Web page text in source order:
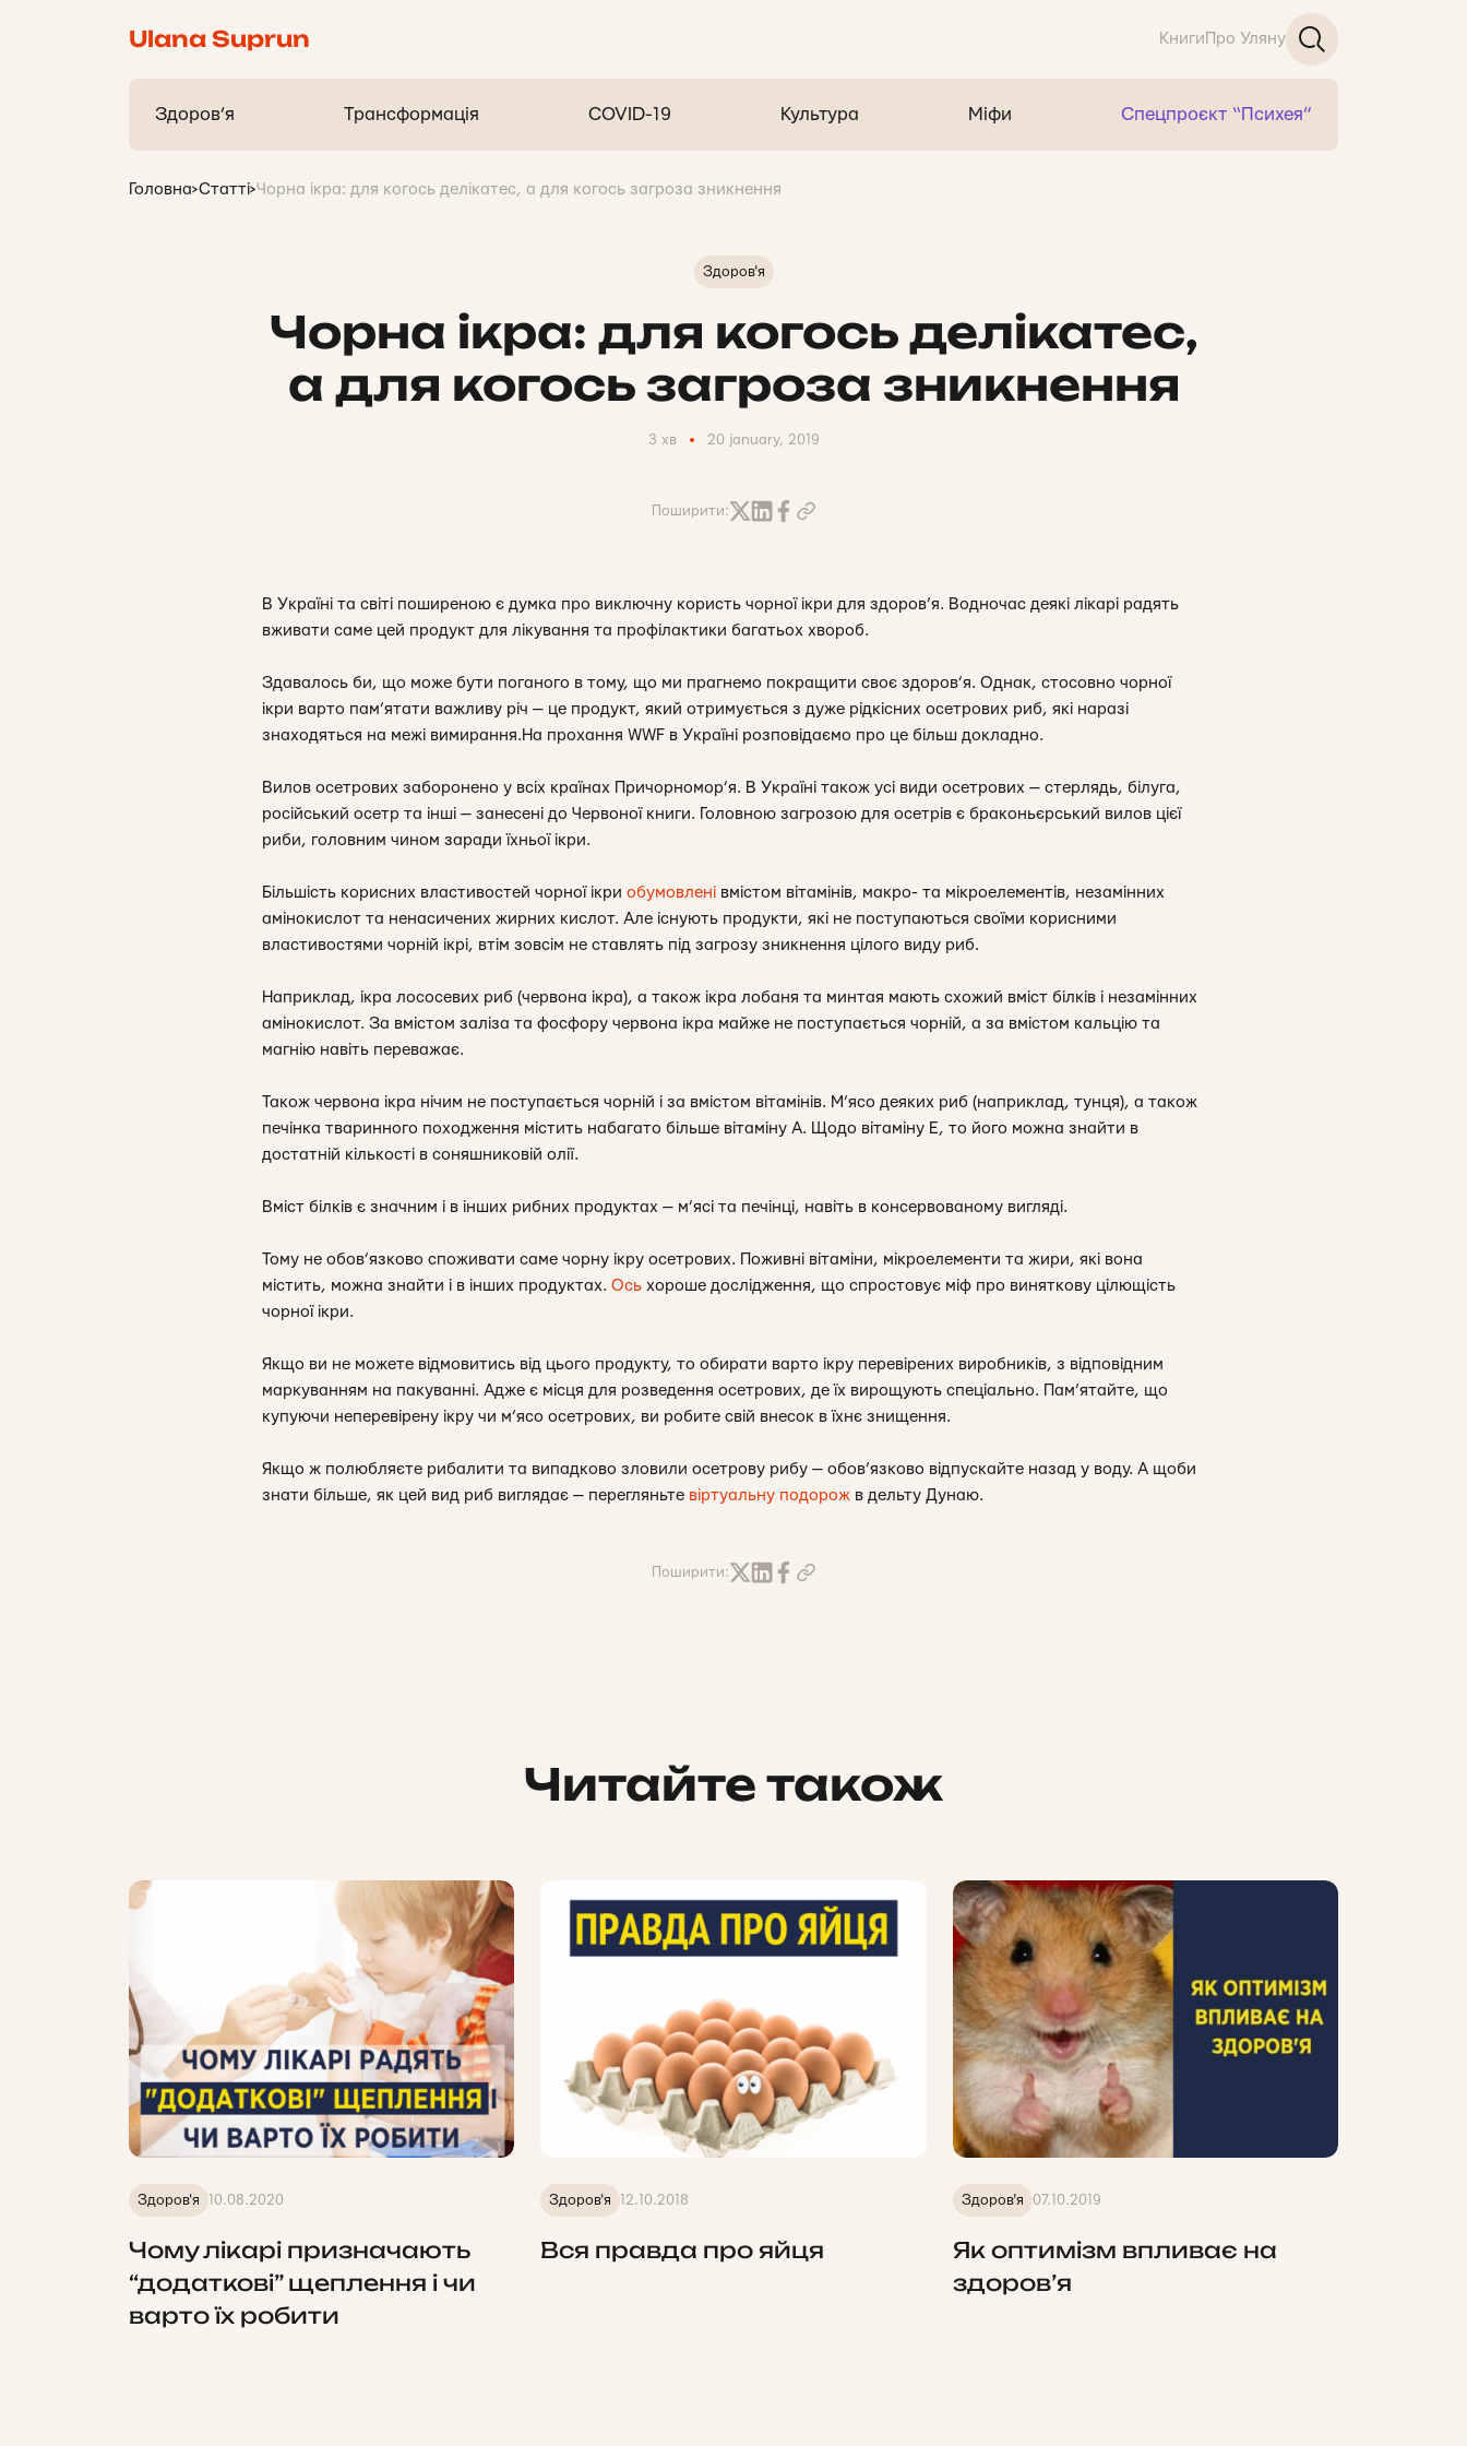
Ulana Suprun Книги Про Уляну
Здоров’я Трансформація COVID-19 Культура Міфи Спецпроєкт “Психея”
Головна>Статті>Чорна ікра: для когось делікатес, а для когось загроза зникнення
Здоров'я
Чорна ікра: для когось делікатес,
а для когось загроза зникнення
3 хв 20 january, 2019
Поширити:
В Україні та світі поширеною є думка про виключну користь чорної ікри для здоров’я. Водночас деякі лікарі радять
вживати саме цей продукт для лікування та профілактики багатьох хвороб.
Здавалось би, що може бути поганого в тому, що ми прагнемо покращити своє здоров’я. Однак, стосовно чорної
ікри варто пам’ятати важливу річ — це продукт, який отримується з дуже рідкісних осетрових риб, які наразі
знаходяться на межі вимирання.На прохання WWF в Україні розповідаємо про це більш докладно.
Вилов осетрових заборонено у всіх країнах Причорномор’я. В Україні також усі види осетрових — стерлядь, білуга,
російський осетр та інші — занесені до Червоної книги. Головною загрозою для осетрів є браконьєрський вилов цієї
риби, головним чином заради їхньої ікри.
Більшість корисних властивостей чорної ікри обумовлені вмістом вітамінів, макро- та мікроелементів, незамінних
амінокислот та ненасичених жирних кислот. Але існують продукти, які не поступаються своїми корисними
властивостями чорній ікрі, втім зовсім не ставлять під загрозу зникнення цілого виду риб.
Наприклад, ікра лососевих риб (червона ікра), а також ікра лобаня та минтая мають схожий вміст білків і незамінних
амінокислот. За вмістом заліза та фосфору червона ікра майже не поступається чорній, а за вмістом кальцію та
магнію навіть переважає.
Також червона ікра нічим не поступається чорній і за вмістом вітамінів. М’ясо деяких риб (наприклад, тунця), а також
печінка тваринного походження містить набагато більше вітаміну А. Щодо вітаміну Е, то його можна знайти в
достатній кількості в соняшниковій олії.
Вміст білків є значним і в інших рибних продуктах — м’ясі та печінці, навіть в консервованому вигляді.
Тому не обов’язково споживати саме чорну ікру осетрових. Поживні вітаміни, мікроелементи та жири, які вона
містить, можна знайти і в інших продуктах. Ось хороше дослідження, що спростовує міф про виняткову цілющість
чорної ікри.
Якщо ви не можете відмовитись від цього продукту, то обирати варто ікру перевірених виробників, з відповідним
маркуванням на пакуванні. Адже є місця для розведення осетрових, де їх вирощують спеціально. Пам’ятайте, що
купуючи неперевірену ікру чи м’ясо осетрових, ви робите свій внесок в їхнє знищення.
Якщо ж полюбляєте рибалити та випадково зловили осетрову рибу — обов’язково відпускайте назад у воду. А щоби
знати більше, як цей вид риб виглядає — перегляньте віртуальну подорож в дельту Дунаю.
Поширити:
Читайте також
Здоров'я 10.08.2020
Чому лікарі призначають
“додаткові” щеплення і чи
варто їх робити
Здоров'я 12.10.2018
Вся правда про яйця
Здоров'я 07.10.2019
Як оптимізм впливає на
здоров’я